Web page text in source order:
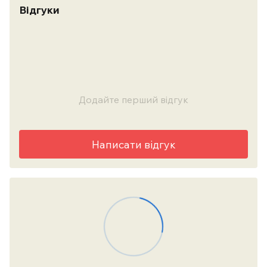
Відгуки
Додайте перший відгук
Написати відгук